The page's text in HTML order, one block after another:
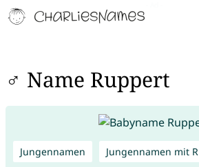
♂ Name Ruppert
Jungennamen Jungennamen mit R